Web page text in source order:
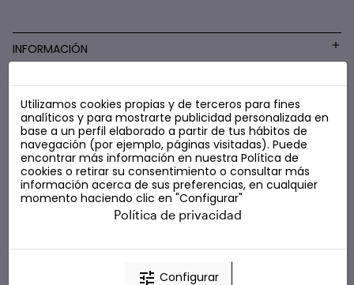
INFORMACIÓN
COSMÉTICA LOW COST
Utilizamos cookies propias y de terceros para fines
analíticos y para mostrarte publicidad personalizada en
base a un perfil elaborado a partir de tus hábitos de
navegación (por ejemplo, páginas visitadas). Puede
encontrar más información en nuestra Política de
cookies o retirar su consentimiento o consultar más
información acerca de sus preferencias, en cualquier
momento haciendo clic en "Configurar"
Política de privacidad
tune Configurar